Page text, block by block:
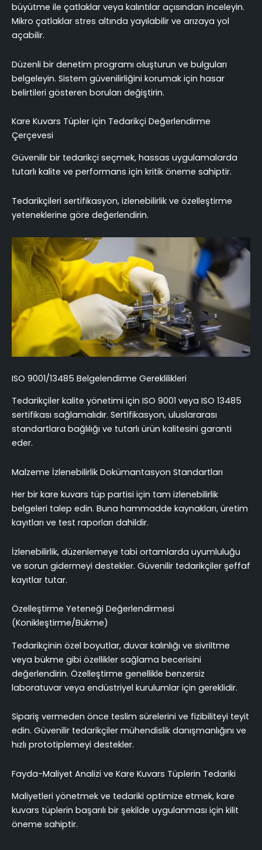
büyütme ile çatlaklar veya kalıntılar açısından inceleyin.
Mikro çatlaklar stres altında yayılabilir ve arızaya yol
açabilir.
Düzenli bir denetim programı oluşturun ve bulguları
belgeleyin. Sistem güvenilirliğini korumak için hasar
belirtileri gösteren boruları değiştirin.
Kare Kuvars Tüpler için Tedarikçi Değerlendirme
Çerçevesi
Güvenilir bir tedarikçi seçmek, hassas uygulamalarda
tutarlı kalite ve performans için kritik öneme sahiptir.
Tedarikçileri sertifikasyon, izlenebilirlik ve özelleştirme
yeteneklerine göre değerlendirin.
ISO 9001/13485 Belgelendirme Gereklilikleri
Tedarikçiler kalite yönetimi için ISO 9001 veya ISO 13485
sertifikası sağlamalıdır. Sertifikasyon, uluslararası
standartlara bağlılığı ve tutarlı ürün kalitesini garanti
eder.
Malzeme İzlenebilirlik Dokümantasyon Standartları
Her bir kare kuvars tüp partisi için tam izlenebilirlik
belgeleri talep edin. Buna hammadde kaynakları, üretim
kayıtları ve test raporları dahildir.
İzlenebilirlik, düzenlemeye tabi ortamlarda uyumluluğu
ve sorun gidermeyi destekler. Güvenilir tedarikçiler şeffaf
kayıtlar tutar.
Özelleştirme Yeteneği Değerlendirmesi
(Konikleştirme/Bükme)
Tedarikçinin özel boyutlar, duvar kalınlığı ve sivriltme
veya bükme gibi özellikler sağlama becerisini
değerlendirin. Özelleştirme genellikle benzersiz
laboratuvar veya endüstriyel kurulumlar için gereklidir.
Sipariş vermeden önce teslim sürelerini ve fizibiliteyi teyit
edin. Güvenilir tedarikçiler mühendislik danışmanlığını ve
hızlı prototiplemeyi destekler.
Fayda-Maliyet Analizi ve Kare Kuvars Tüplerin Tedariki
Maliyetleri yönetmek ve tedariki optimize etmek, kare
kuvars tüplerin başarılı bir şekilde uygulanması için kilit
öneme sahiptir.